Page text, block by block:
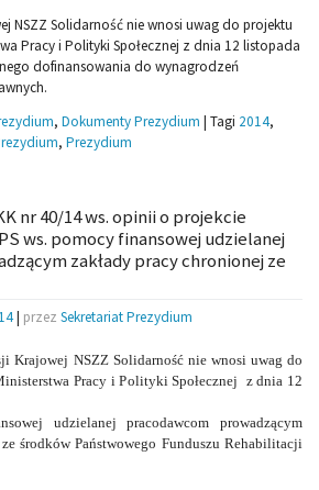
NSZZ Solidarność nie wnosi uwag do projektu
Pracy i Polityki Społecznej z dnia 12 listopada
dofinansowania do wynagrodzeń
, Dokumenty Prezydium Tagi 2014,
, Prezydium
nr 40/14 ws. opinii o projekcie
ws. pomocy finansowej udzielanej
zakłady pracy chronionej ze
| przez Sekretariat Prezydium
Krajowej NSZZ Solidarność nie wnosi uwag do
Pracy i Polityki Społecznej z dnia 12
udzielanej pracodawcom prowadzącym
środków Państwowego Funduszu Rehabilitacji